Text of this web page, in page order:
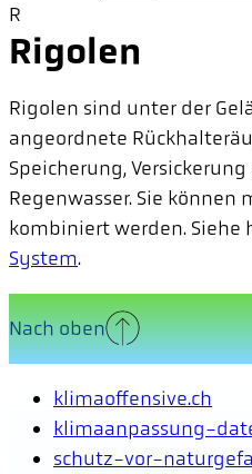
R
Rigolen
Rigolen sind unter der
angeordnete
Speicherung,
Regenwasser. Sie
kombiniert werden. Siehe
System.
Nach oben
klimaoffensive.ch
klimaanpassung-
schutz-vor-